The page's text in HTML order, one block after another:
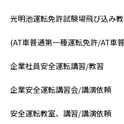
光明池運転免許試験場飛び込み
(AT車普通第一種運転免許/AT車
企業社員安全運転講習/教習
企業安全運転講習会/講演依頼
安全運転教室、講習/講演依頼